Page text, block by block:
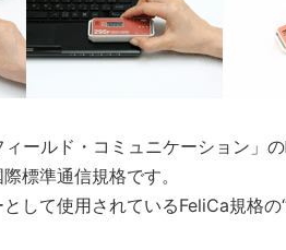
ールド・コミュニケーション」の
標準通信規格です。
して使用されているFeliCa規格の